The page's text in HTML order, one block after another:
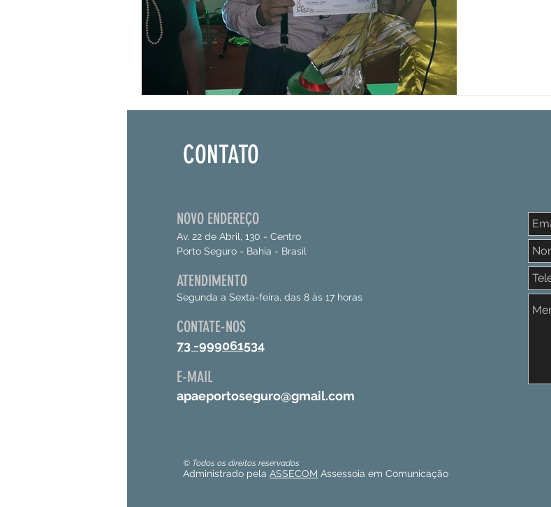
CONTATO
NOVO ENDEREÇO
Av. 22 de Abril, 130 - Centro
Porto Seguro - Bahia - Brasil
ATENDIMENTO
Segunda a Sexta-feira, das 8 às 17 horas
CONTATE-NOS
73 -999061534
E-MAIL
apaeportoseguro@gmail.com
© Todos os direitos reservados
Administrado pela ASSECOM Assessoia em Comunicação